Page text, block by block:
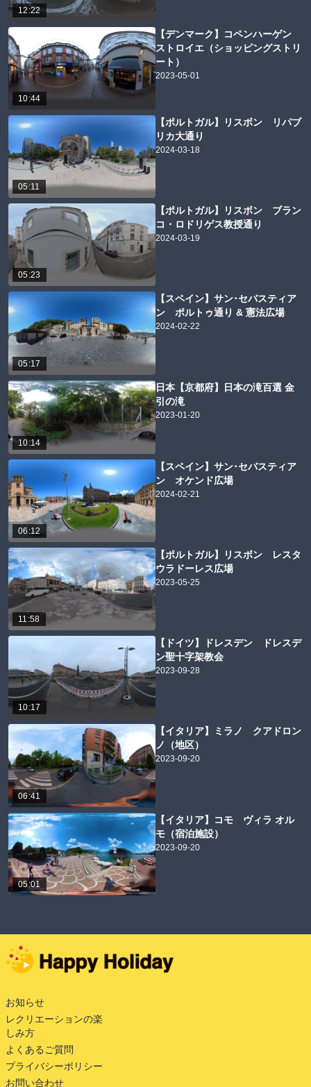
12:22
10:44
【デンマーク】コペンハーゲン
ストロイエ（ショッピングストリ
ート）
2023-05-01
05:11
【ポルトガル】リスボン リパブ
リカ大通り
2024-03-18
05:23
【ポルトガル】リスボン ブラン
コ・ロドリゲス教授通り
2024-03-19
05:17
【スペイン】サン･セバスティア
ン ポルトゥ通り & 憲法広場
2024-02-22
10:14
日本【京都府】日本の滝百選 金
引の滝
2023-01-20
06:12
【スペイン】サン･セバスティア
ン オケンド広場
2024-02-21
11:58
【ポルトガル】リスボン レスタ
ウラドーレス広場
2023-05-25
10:17
【ドイツ】ドレスデン ドレスデ
ン聖十字架教会
2023-09-28
06:41
【イタリア】ミラノ クアドロン
ノ（地区）
2023-09-20
05:01
【イタリア】コモ ヴィラ オル
モ（宿泊施設）
2023-09-20
お知らせ
レクリエーションの楽
しみ方
よくあるご質問
プライバシーポリシー
お問い合わせ